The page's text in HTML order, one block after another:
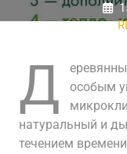
Д
особым
натуральный и
течением